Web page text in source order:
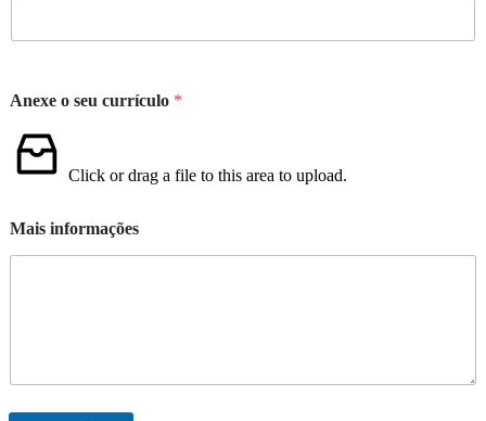
Anexe o seu currículo *
Click or drag a file to this area to upload.
Mais informações